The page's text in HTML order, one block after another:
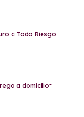
a Todo Riesgo
a domicilio*